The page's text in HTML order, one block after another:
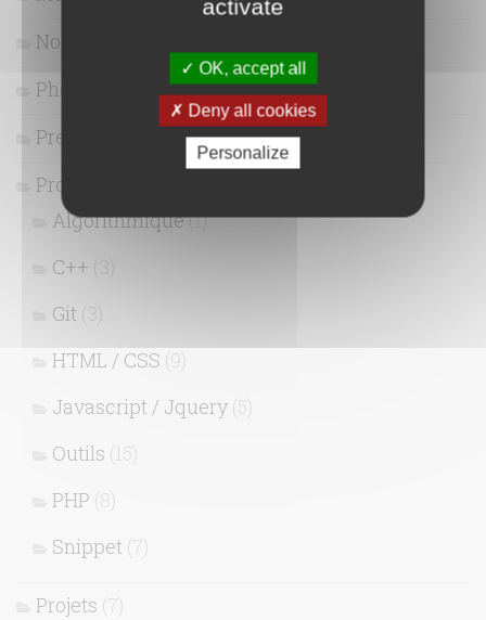
Non classé
Photographie (13)
Presse
Programmation
Algorithmique(1)
C++ (3)
Git (3)
HTML / CSS (9)
Javascript / Jquery (5)
Outils (15)
PHP (8)
Snippet (7)
Projets (7)
activate
OK, accept all
Deny all cookies
Personalize